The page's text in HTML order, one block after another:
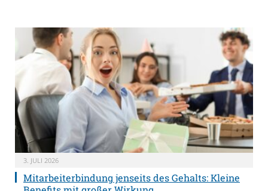
3. JULI 2026
Mitarbeiterbindung jenseits des Gehalts: Kleine